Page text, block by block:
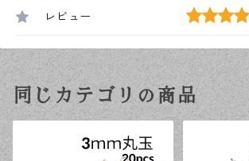
レビュー
同じカテゴリの商品